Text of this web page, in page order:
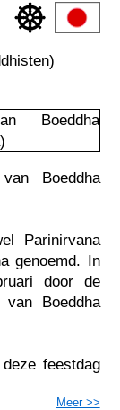
Boeddha
Parinirvana
genoemd. In
door de
van Boeddha
feestdag
Meer >>